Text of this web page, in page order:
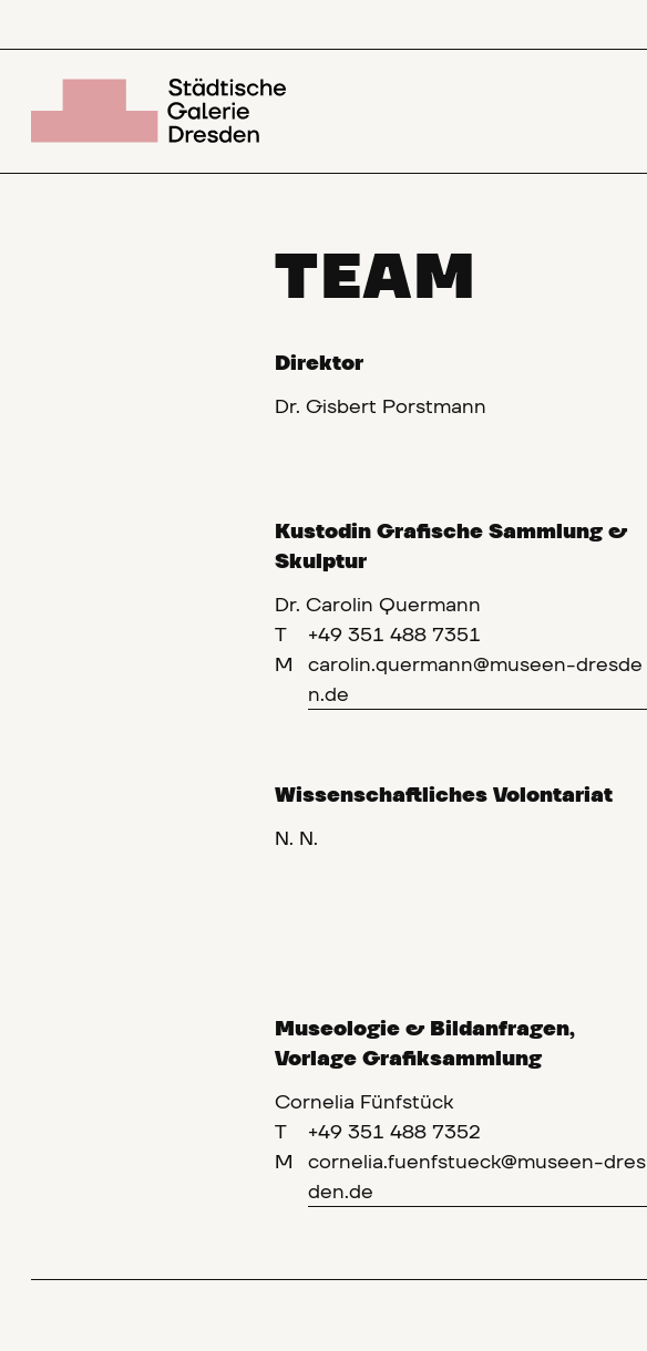
TEAM
Direktor
Dr. Gisbert Porstmann
Kustodin Grafische Sammlung &
Skulptur
Dr. Carolin Quermann
T
+49 351 488 7351
M
carolin.quermann@museen-dresde
n.de
Wissenschaftliches Volontariat
N. N.
Museologie & Bildanfragen,
Vorlage Grafiksammlung
Cornelia Fünfstück
T
+49 351 488 7352
M
cornelia.fuenfstueck@museen-dres
den.de